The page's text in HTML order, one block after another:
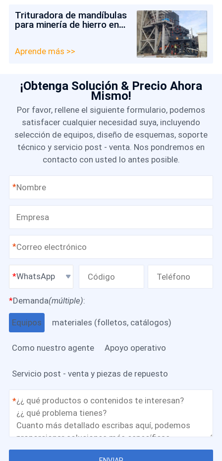
Trituradora de mandíbulas
para minería de hierro en
Aprende más >>
¡Obtenga Solución & Precio Ahora
Mismo!
Por favor, rellene el siguiente formulario, podemos
satisfacer cualquier necesidad suya, incluyendo
selección de equipos, diseño de esquemas, soporte
técnico y servicio post - venta. Nos pondremos en
contacto con usted lo antes posible.
*
*
WhatsApp
*Demanda(múltiple):
Equipos materiales (folletos, catálogos)
Como nuestro agente Apoyo operativo
Servicio post - venta y piezas de repuesto
*